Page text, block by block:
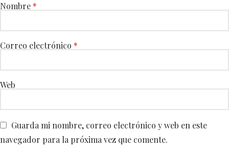
Nombre *
Correo electrónico *
Web
Guarda mi nombre, correo electrónico y web en este
navegador para la próxima vez que comente.